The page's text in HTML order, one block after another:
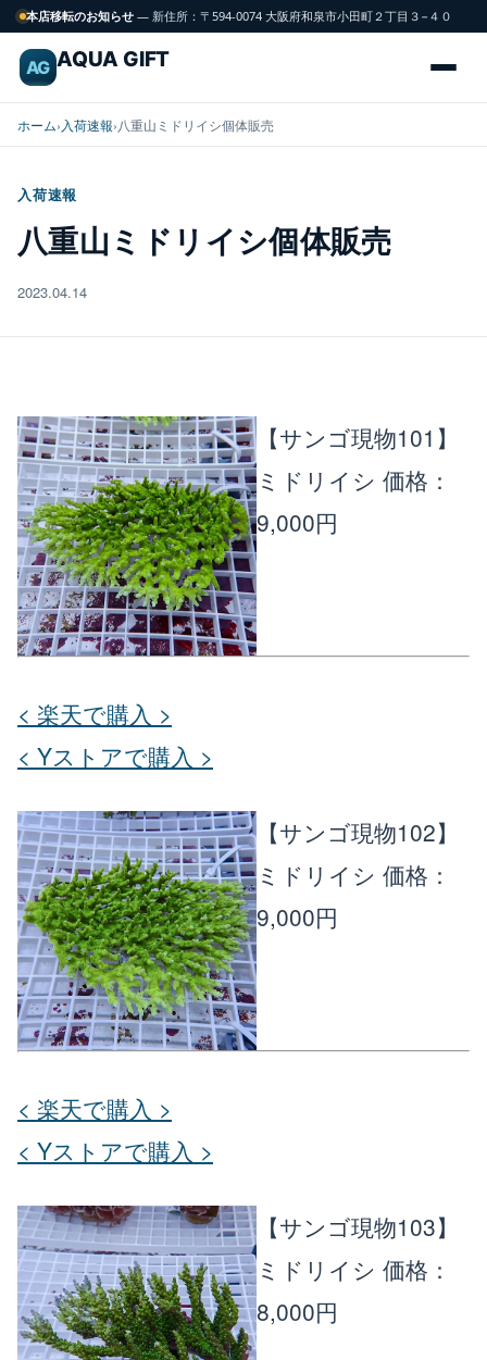
本店移転のお知らせ — 新住所：〒594-0074 大阪府和泉市小田町２丁目３−４０
AG AQUA GIFT
海
水
魚
FISH
飼育用品GEAR
水槽TANK
R 楽天店で購入↗
Y!Yahoo!店↗
ホーム› 入荷速報›八重山ミドリイシ個体販売
入荷速報
八重山ミドリイシ個体販売
2023.04.14
【サンゴ現物101】
ミドリイシ 価格：
9,000円
< 楽天で購入 >
< Yストアで購入 >
【サンゴ現物102】
ミドリイシ 価格：
9,000円
< 楽天で購入 >
< Yストアで購入 >
【サンゴ現物103】
ミドリイシ 価格：
8,000円